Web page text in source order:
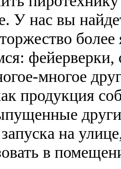
У нас вы
фейерверки,
многое
продукция
на
в